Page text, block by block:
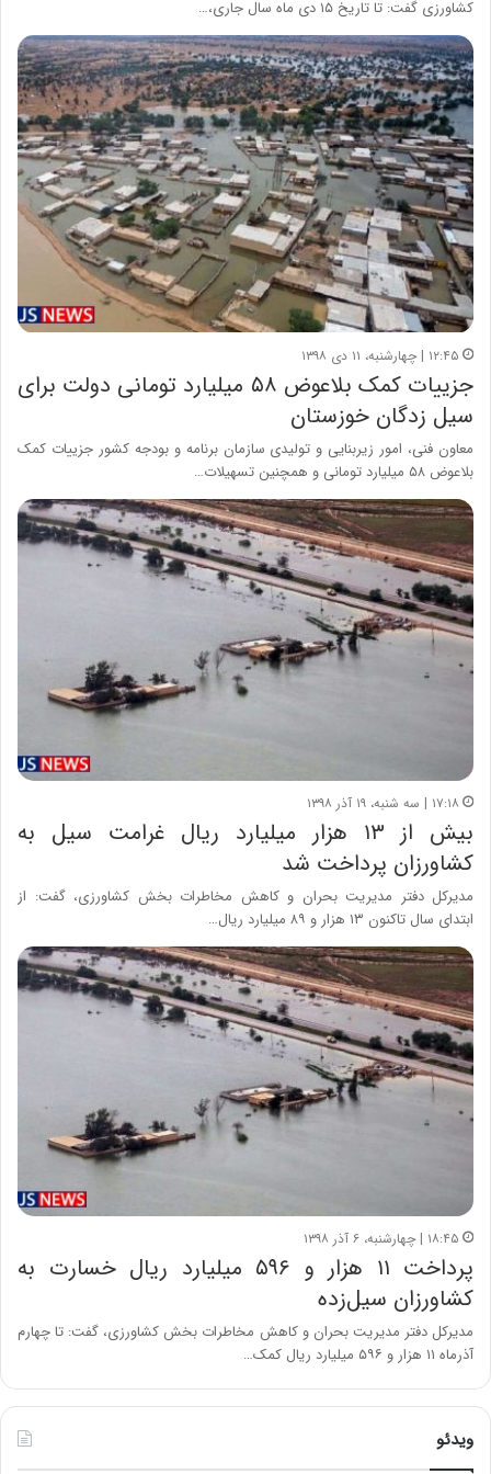
کشاورزی گفت: تا تاریخ ۱۵ دی ماه سال جاری،…
۱۲:۴۵ | چهارشنبه، ۱۱ دی ۱۳۹۸
جزییات کمک بلاعوض ۵۸ میلیارد تومانی دولت برای
سیل زدگان خوزستان
معاون فنی، امور زیربنایی و تولیدی سازمان برنامه و بودجه کشور جزییات کمک
بلاعوض ۵۸ میلیارد تومانی و همچنین تسهیلات…
۱۷:۱۸ | سه شنبه، ۱۹ آذر ۱۳۹۸
بیش از ۱۳ هزار میلیارد ریال غرامت سیل به
کشاورزان پرداخت شد
مدیرکل دفتر مدیریت بحران و کاهش مخاطرات بخش کشاورزی، گفت: از
ابتدای سال تاکنون ۱۳ هزار و ۸۹ میلیارد ریال…
۱۸:۴۵ | چهارشنبه، ۶ آذر ۱۳۹۸
پرداخت ۱۱ هزار و ۵۹۶ میلیارد ریال خسارت به
کشاورزان سیل‌زده
مدیرکل دفتر مدیریت بحران و کاهش مخاطرات بخش کشاورزی، گفت: تا چهارم
آذرماه ۱۱ هزار و ۵۹۶ میلیارد ریال کمک…
ویدئو